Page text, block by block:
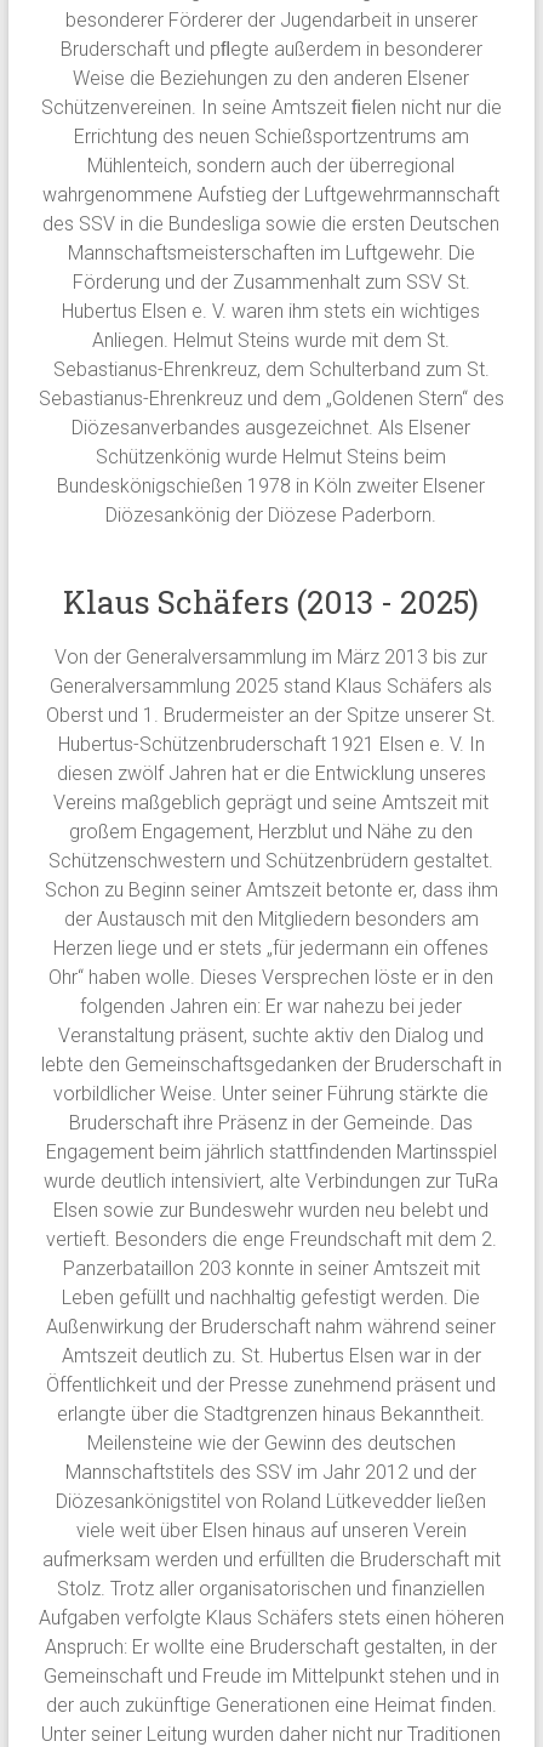
besonderer Förderer der Jugendarbeit in unserer
Bruderschaft und pﬂegte außerdem in besonderer
Weise die Beziehungen zu den anderen Elsener
Schützenvereinen. In seine Amtszeit ﬁelen nicht nur die
Errichtung des neuen Schießsportzentrums am
Mühlenteich, sondern auch der überregional
wahrgenommene Aufstieg der Luftgewehrmannschaft
des SSV in die Bundesliga sowie die ersten Deutschen
Mannschaftsmeisterschaften im Luftgewehr. Die
Förderung und der Zusammenhalt zum SSV St.
Hubertus Elsen e. V. waren ihm stets ein wichtiges
Anliegen. Helmut Steins wurde mit dem St.
Sebastianus-Ehrenkreuz, dem Schulterband zum St.
Sebastianus-Ehrenkreuz und dem „Goldenen Stern“ des
Diözesanverbandes ausgezeichnet. Als Elsener
Schützenkönig wurde Helmut Steins beim
Bundeskönigschießen 1978 in Köln zweiter Elsener
Diözesankönig der Diözese Paderborn.
Klaus Schäfers (2013 - 2025)
Von der Generalversammlung im März 2013 bis zur
Generalversammlung 2025 stand Klaus Schäfers als
Oberst und 1. Brudermeister an der Spitze unserer St.
Hubertus-Schützenbruderschaft 1921 Elsen e. V. In
diesen zwölf Jahren hat er die Entwicklung unseres
Vereins maßgeblich geprägt und seine Amtszeit mit
großem Engagement, Herzblut und Nähe zu den
Schützenschwestern und Schützenbrüdern gestaltet.
Schon zu Beginn seiner Amtszeit betonte er, dass ihm
der Austausch mit den Mitgliedern besonders am
Herzen liege und er stets „für jedermann ein offenes
Ohr“ haben wolle. Dieses Versprechen löste er in den
folgenden Jahren ein: Er war nahezu bei jeder
Veranstaltung präsent, suchte aktiv den Dialog und
lebte den Gemeinschaftsgedanken der Bruderschaft in
vorbildlicher Weise. Unter seiner Führung stärkte die
Bruderschaft ihre Präsenz in der Gemeinde. Das
Engagement beim jährlich stattfindenden Martinsspiel
wurde deutlich intensiviert, alte Verbindungen zur TuRa
Elsen sowie zur Bundeswehr wurden neu belebt und
vertieft. Besonders die enge Freundschaft mit dem 2.
Panzerbataillon 203 konnte in seiner Amtszeit mit
Leben gefüllt und nachhaltig gefestigt werden. Die
Außenwirkung der Bruderschaft nahm während seiner
Amtszeit deutlich zu. St. Hubertus Elsen war in der
Öffentlichkeit und der Presse zunehmend präsent und
erlangte über die Stadtgrenzen hinaus Bekanntheit.
Meilensteine wie der Gewinn des deutschen
Mannschaftstitels des SSV im Jahr 2012 und der
Diözesankönigstitel von Roland Lütkevedder ließen
viele weit über Elsen hinaus auf unseren Verein
aufmerksam werden und erfüllten die Bruderschaft mit
Stolz. Trotz aller organisatorischen und finanziellen
Aufgaben verfolgte Klaus Schäfers stets einen höheren
Anspruch: Er wollte eine Bruderschaft gestalten, in der
Gemeinschaft und Freude im Mittelpunkt stehen und in
der auch zukünftige Generationen eine Heimat finden.
Unter seiner Leitung wurden daher nicht nur Traditionen